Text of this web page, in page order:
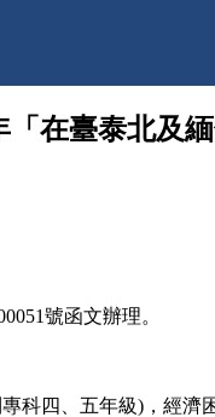
「在臺泰北及
號函文辦理。
科四、五年級)，經